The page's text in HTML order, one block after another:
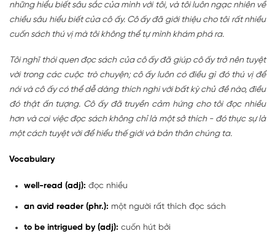
những hiểu biết sâu sắc của mình với tôi, và tôi luôn ngạc nhiên về
chiều sâu hiểu biết của cô ấy. Cô ấy đã giới thiệu cho tôi rất nhiều
cuốn sách thú vị mà tôi không thể tự mình khám phá ra.
Tôi nghĩ thói quen đọc sách của cô ấy đã giúp cô ấy trở nên tuyệt
vời trong các cuộc trò chuyện; cô ấy luôn có điều gì đó thú vị để
nói và cô ấy có thể dễ dàng thích nghi với bất kỳ chủ đề nào, điều
đó thật ấn tượng. Cô ấy đã truyền cảm hứng cho tôi đọc nhiều
hơn và coi việc đọc sách không chỉ là một sở thích - đó thực sự là
một cách tuyệt vời để hiểu thế giới và bản thân chúng ta.
Vocabulary
well-read (adj): đọc nhiều
an avid reader (phr.): một người rất thích đọc sách
to be intrigued by (adj): cuốn hút bởi